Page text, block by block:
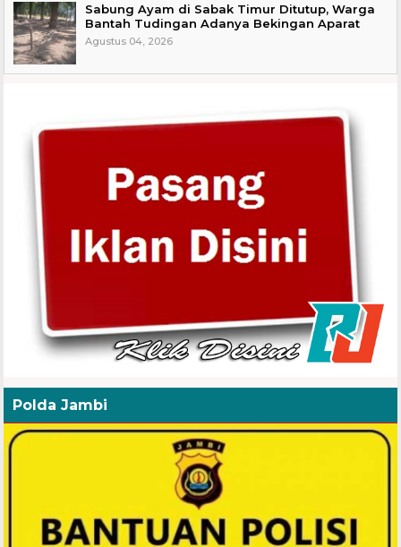
Sabung Ayam di Sabak Timur Ditutup, Warga
Bantah Tudingan Adanya Bekingan Aparat
Agustus 04, 2026
Polda Jambi